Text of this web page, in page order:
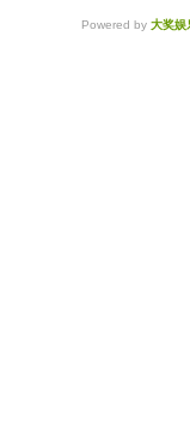
Powered by 大奖娱